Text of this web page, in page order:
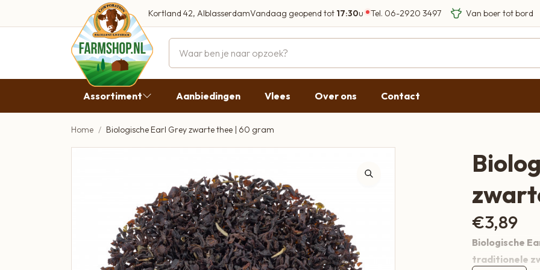
Kortland 42, AlblasserdamVandaag geopend tot 17:30u
Woensdag 09:00 - 17:30
Vrijdag 09:00 - 18:00
Zaterdag 09:00 - 17:30
Zondag
Tel. 06-2920 3497
Eigen Limousin
Eerlijke
Assortiment
Broodbeleg & Worst
Boeren Zuivel
Boeren Roomijs
Desembrood
Aanbiedingen Vlees Over ons Contact
Home Biologische Earl Grey zwarte thee | 60 gram
€3,89
Biologische
traditionele